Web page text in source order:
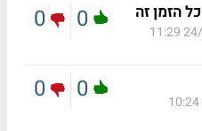
הזמן זה
24/
0
0
0
0